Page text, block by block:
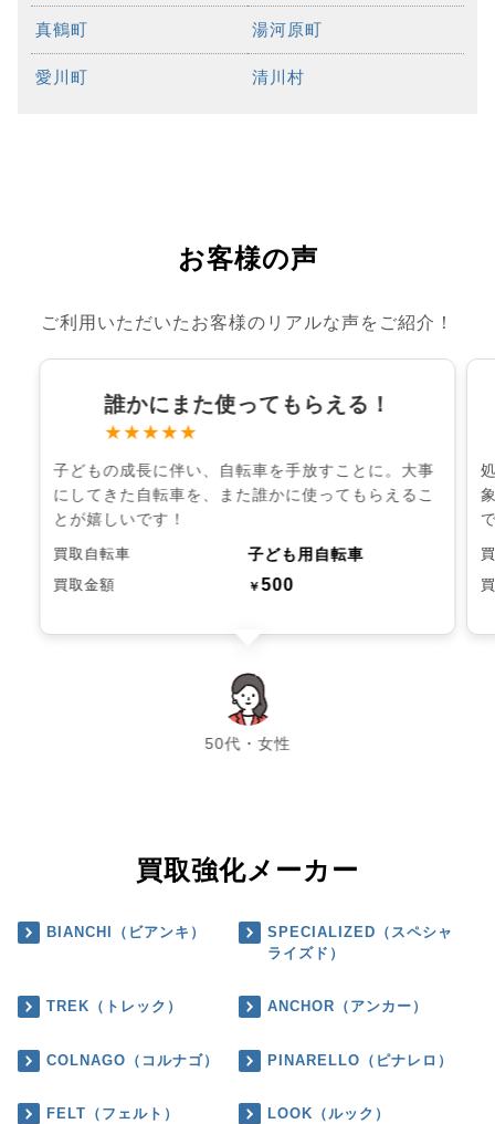
真鶴町 湯河原町
愛川町 清川村
お客様の声
ご利用いただいたお客様のリアルな声をご紹介！
誰かにまた使ってもらえる！
★★★★★
子どもの成長に伴い、自転車を手放すことに。大事
にしてきた自転車を、また誰かに使ってもらえるこ
とが嬉しいです！
買取自転車 子ども用自転車
買取金額 ￥500
50代・女性
chevron_left chevron_right
買取強化メーカー
BIANCHI（ビアンキ）
SPECIALIZED（スペシャ
ライズド）
TREK（トレック） ANCHOR（アンカー）
COLNAGO（コルナゴ） PINARELLO（ピナレロ）
FELT（フェルト） LOOK（ルック）